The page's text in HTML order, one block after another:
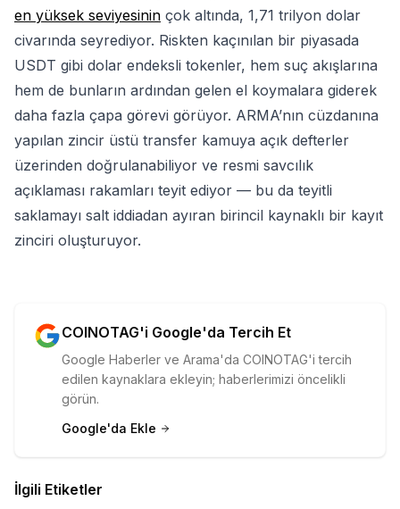
en yüksek seviyesinin çok altında, 1,71 trilyon dolar
civarında seyrediyor. Riskten kaçınılan bir piyasada
USDT gibi dolar endeksli tokenler, hem suç akışlarına
hem de bunların ardından gelen el koymalara giderek
daha fazla çapa görevi görüyor. ARMA’nın cüzdanına
yapılan zincir üstü transfer kamuya açık defterler
üzerinden doğrulanabiliyor ve resmi savcılık
açıklaması rakamları teyit ediyor — bu da teyitli
saklamayı salt iddiadan ayıran birincil kaynaklı bir kayıt
zinciri oluşturuyor.
COINOTAG'i Google'da Tercih Et
Google Haberler ve Arama'da COINOTAG'i tercih
edilen kaynaklara ekleyin; haberlerimizi öncelikli
görün.
Google'da Ekle
İlgili Etiketler